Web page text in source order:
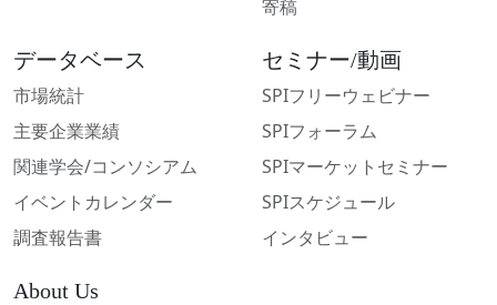
寄稿
データベース
市場統計
主要企業業績
関連学会/コンソシアム
イベントカレンダー
調査報告書
セミナー/動画
SPIフリーウェビナー
SPIフォーラム
SPIマーケットセミナー
SPIスケジュール
インタビュー
About Us